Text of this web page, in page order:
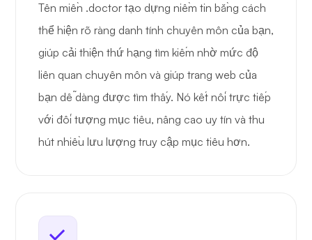
Tên miền .doctor tạo dựng niềm tin bằng cách
thể hiện rõ ràng danh tính chuyên môn của bạn,
giúp cải thiện thứ hạng tìm kiếm nhờ mức độ
liên quan chuyên môn và giúp trang web của
bạn dễ dàng được tìm thấy. Nó kết nối trực tiếp
với đối tượng mục tiêu, nâng cao uy tín và thu
hút nhiều lưu lượng truy cập mục tiêu hơn.